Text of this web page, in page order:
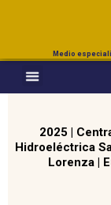
Medio
2025 |
Hidroeléctrica
Lorenza |